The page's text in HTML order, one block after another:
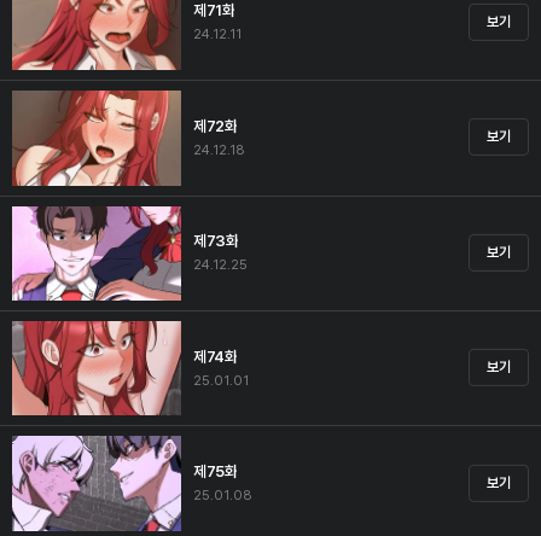
제71화
24.12.11
보기
제72화
24.12.18
보기
제73화
24.12.25
보기
제74화
25.01.01
보기
제75화
25.01.08
보기